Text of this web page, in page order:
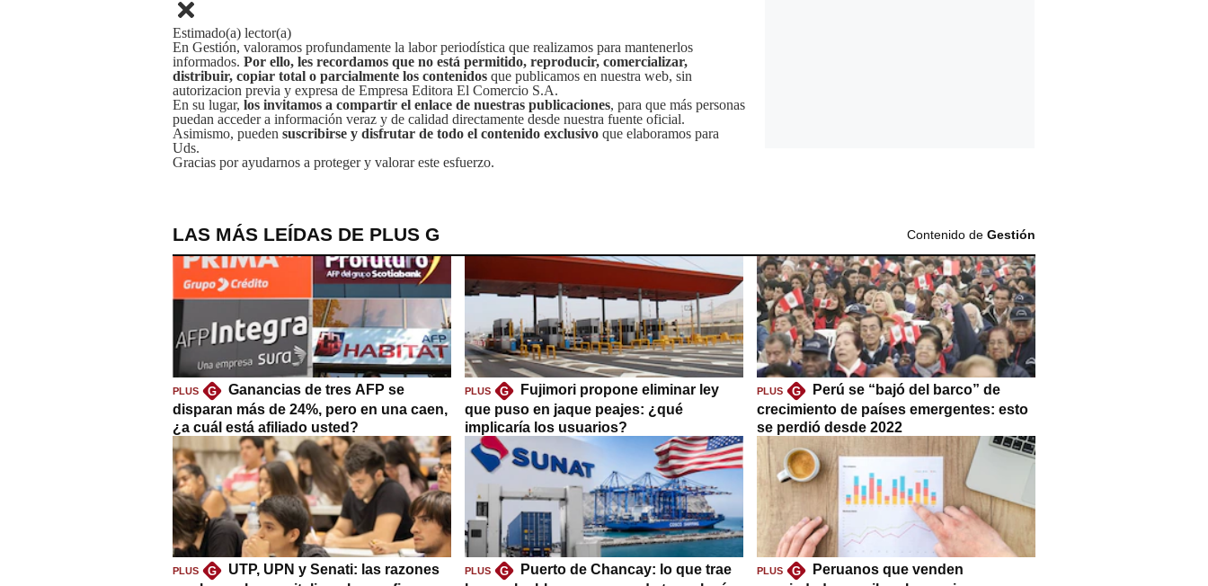
Estimado(a) lector(a)
En Gestión, valoramos profundamente la labor periodística que realizamos para mantenerlos
informados. Por ello, les recordamos que no está permitido, reproducir, comercializar,
distribuir, copiar total o parcialmente los contenidos que publicamos en nuestra web, sin
autorizacion previa y expresa de Empresa Editora El Comercio S.A.
En su lugar, los invitamos a compartir el enlace de nuestras publicaciones, para que más personas
puedan acceder a información veraz y de calidad directamente desde nuestra fuente oficial.
Asimismo, pueden suscribirse y disfrutar de todo el contenido exclusivo que elaboramos para
Uds.
Gracias por ayudarnos a proteger y valorar este esfuerzo.
LAS MÁS LEÍDAS DE PLUS G Contenido de Gestión
PLUS G
Ganancias de tres AFP se
disparan más de 24%, pero en una caen,
¿a cuál está afiliado usted?
PLUS G
Fujimori propone eliminar ley
que puso en jaque peajes: ¿qué
implicaría los usuarios?
PLUS G
Perú se “bajó del barco” de
crecimiento de países emergentes: esto
se perdió desde 2022
PLUS G
UTP, UPN y Senati: las razones
PLUS G
Puerto de Chancay: lo que trae
PLUS G
Peruanos que venden